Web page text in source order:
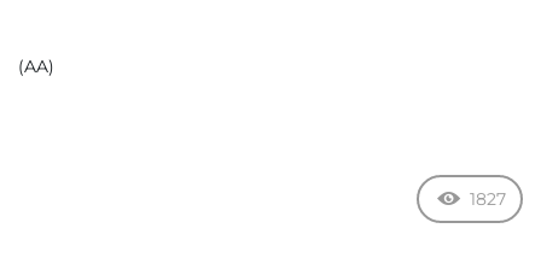
(AA)
1827